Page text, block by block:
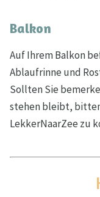
Balkon
Auf Ihrem Balkon
Ablaufrinne und
Sollten Sie
stehen bleibt,
LekkerNaarZee zu